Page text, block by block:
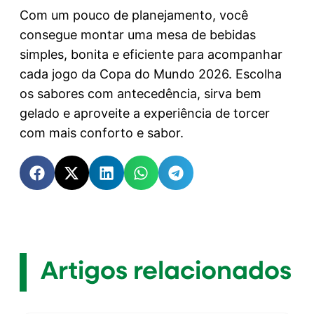
Com um pouco de planejamento, você
consegue montar uma mesa de bebidas
simples, bonita e eficiente para acompanhar
cada jogo da Copa do Mundo 2026. Escolha
os sabores com antecedência, sirva bem
gelado e aproveite a experiência de torcer
com mais conforto e sabor.
Artigos relacionados